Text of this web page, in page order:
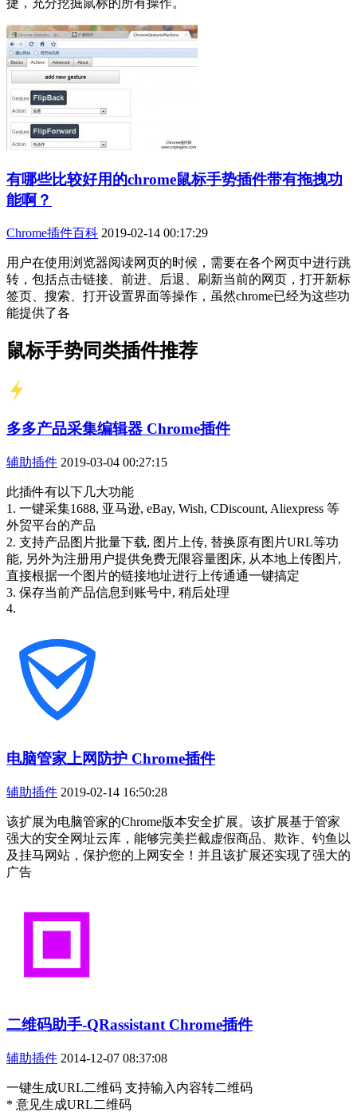
捷，充分挖掘鼠标的所有操作。
有哪些比较好用的chrome鼠标手势插件带有拖拽功
能啊？
Chrome插件百科 2019-02-14 00:17:29
用户在使用浏览器阅读网页的时候，需要在各个网页中进行跳
转，包括点击链接、前进、后退、刷新当前的网页，打开新标
签页、搜索、打开设置界面等操作，虽然chrome已经为这些功
能提供了各
鼠标手势同类插件推荐
多多产品采集编辑器 Chrome插件
辅助插件 2019-03-04 00:27:15
此插件有以下几大功能
1. 一键采集1688, 亚马逊, eBay, Wish, CDiscount, Aliexpress 等
外贸平台的产品
2. 支持产品图片批量下载, 图片上传, 替换原有图片URL等功
能, 另外为注册用户提供免费无限容量图床, 从本地上传图片,
直接根据一个图片的链接地址进行上传通通一键搞定
3. 保存当前产品信息到账号中, 稍后处理
4.
电脑管家上网防护 Chrome插件
辅助插件 2019-02-14 16:50:28
该扩展为电脑管家的Chrome版本安全扩展。该扩展基于管家
强大的安全网址云库，能够完美拦截虚假商品、欺诈、钓鱼以
及挂马网站，保护您的上网安全！并且该扩展还实现了强大的
广告
二维码助手-QRassistant Chrome插件
辅助插件 2014-12-07 08:37:08
一键生成URL二维码 支持输入内容转二维码
* 意见生成URL二维码